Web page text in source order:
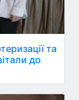
та
до